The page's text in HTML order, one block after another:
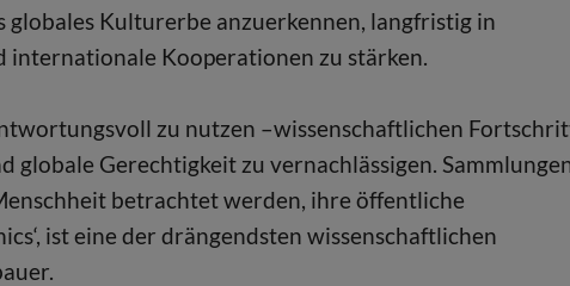
Kulturerbe anzuerkennen, langfristig in
Kooperationen zu stärken.
zu nutzen –wissenschaftlichen
globale Gerechtigkeit zu vernachlässigen.
betrachtet werden, ihre öffentliche
ist eine der drängendsten wissenschaftlichen